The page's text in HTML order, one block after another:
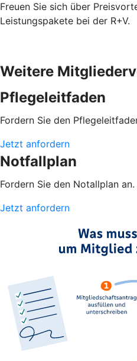
Freuen Sie sich über
Leistungspakete bei der R+V.
Weitere
Pflegeleitfaden
Fordern Sie den
Jetzt anfordern
Notfallplan
Fordern Sie den Notallplan an.
Jetzt anfordern